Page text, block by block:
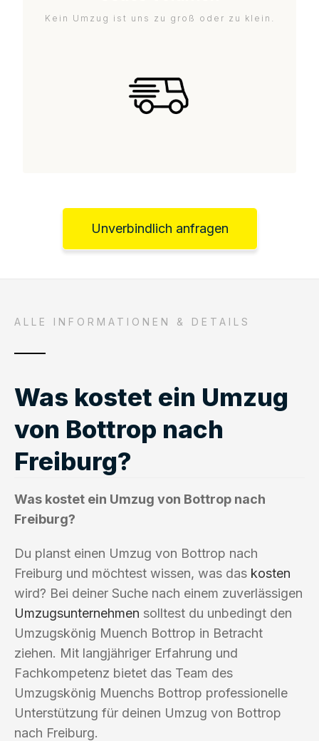
Kein Umzug ist uns zu groß oder zu klein.
Unverbindlich anfragen
ALLE INFORMATIONEN & DETAILS
Was kostet ein Umzug
von Bottrop nach
Freiburg?
Was kostet ein Umzug von Bottrop nach
Freiburg?
Du planst einen Umzug von Bottrop nach
Freiburg und möchtest wissen, was das kosten
wird? Bei deiner Suche nach einem zuverlässigen
Umzugsunternehmen solltest du unbedingt den
Umzugskönig Muench Bottrop in Betracht
ziehen. Mit langjähriger Erfahrung und
Fachkompetenz bietet das Team des
Umzugskönig Muenchs Bottrop professionelle
Unterstützung für deinen Umzug von Bottrop
nach Freiburg.